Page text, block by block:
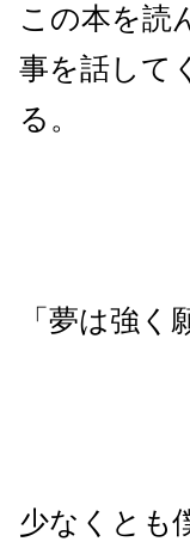
この本を読
事を話して
る。
「夢は強く
少なくとも